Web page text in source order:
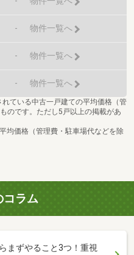
- 物件一覧へ
- 物件一覧へ
- 物件一覧へ
ている中古一戸建ての平均価格（管
のです。ただし5戸以上の掲載があ
均価格（管理費・駐車場代などを除
コラム
まずやること3つ！重視